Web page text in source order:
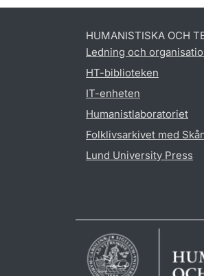
HUMANISTISKA OCH
Ledning och
HT-biblioteken
IT-enheten
Humanistlaboratoriet
Folklivsarkivet med
Lund University Press